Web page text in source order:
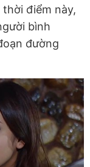
thời điểm này,
bình
đường